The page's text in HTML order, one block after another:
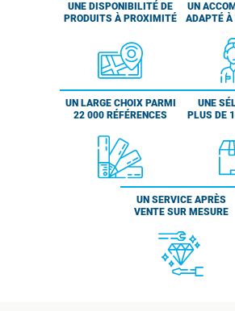
UNE DISPONIBILITÉ DE
PRODUITS À PROXIMITÉ
UN
ADAPTÉ À
UN LARGE CHOIX PARMI
22 000 RÉFÉRENCES
UNE
PLUS DE
UN SERVICE APRÈS
VENTE SUR MESURE